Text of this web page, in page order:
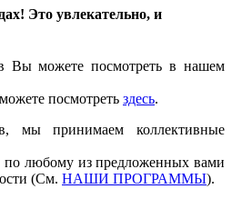
Это увлекательно, и
Вы можете посмотреть в нашем
посмотреть здесь.
мы принимаем коллективные
любому из предложенных вами
(См. НАШИ ПРОГРАММЫ).